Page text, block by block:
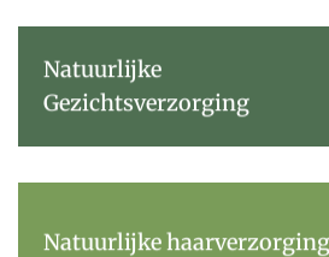
Natuurlijke
Gezichtsverzorging
Natuurlijke haarverzorging